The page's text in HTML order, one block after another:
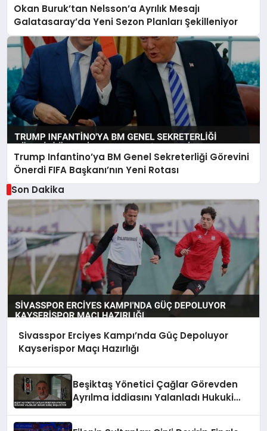
Okan Buruk’tan Nelsson’a Ayrılık Mesajı
Galatasaray’da Yeni Sezon Planları Şekilleniyor
Trump Infantino’ya BM Genel Sekreterliği Görevini
Önerdi FIFA Başkanı’nın Yeni Rotası
Son Dakika
Sivasspor Erciyes Kampı’nda Güç Depoluyor
Kayserispor Maçı Hazırlığı
Beşiktaş Yönetici Çağlar Görevden
Ayrılma İddiasını Yalanladı Hukuki